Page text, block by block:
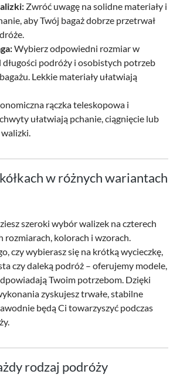
Zwróć uwagę na solidne materiały i
aby Twój bagaż dobrze przetrwał
Wybierz odpowiedni rozmiar w
długości podróży i osobistych potrzeb
Lekkie materiały ułatwiają
rączka teleskopowa i
ułatwiają pchanie, ciągnięcie lub
w różnych wariantach
szeroki wybór walizek na czterech
rozmiarach, kolorach i wzorach.
czy wybierasz się na krótką wycieczkę,
czy daleką podróż – oferujemy modele,
Twoim potrzebom. Dzięki
zyskujesz trwałe, stabilne
będą Ci towarzyszyć podczas
rodzaj podróży